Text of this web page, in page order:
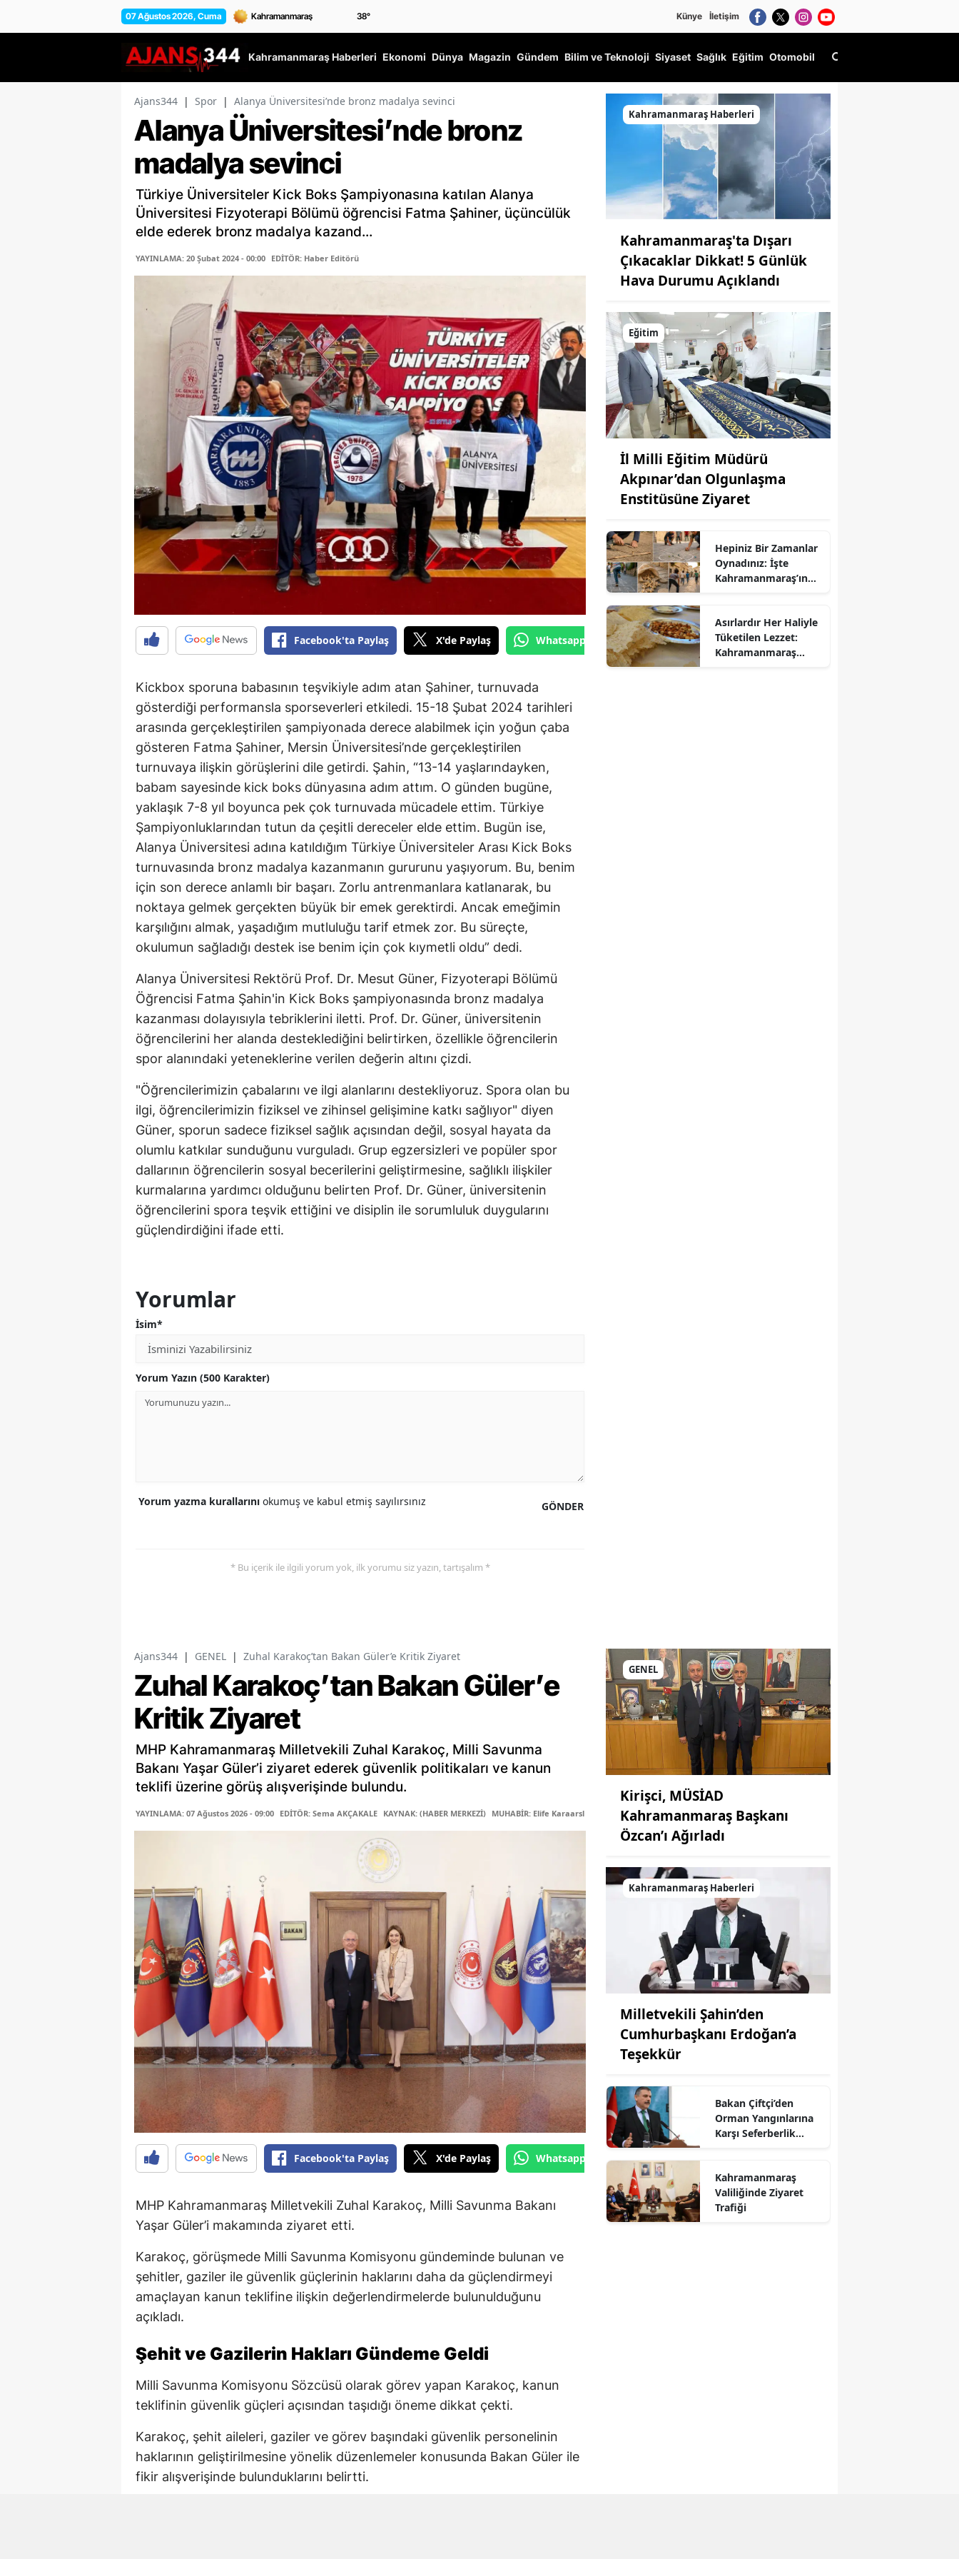
07 Ağustos 2026, Cuma 38° Künye İletişim
Kahramanmaraş Haberleri Ekonomi Dünya Magazin Gündem Bilim ve Teknoloji Siyaset Sağlık Eğitim Otomobil
Ajans344 | Spor | Alanya Üniversitesi’nde bronz madalya sevinci
Alanya Üniversitesi’nde bronz
madalya sevinci
Türkiye Üniversiteler Kick Boks Şampiyonasına katılan Alanya
Üniversitesi Fizyoterapi Bölümü öğrencisi Fatma Şahiner, üçüncülük
elde ederek bronz madalya kazand...
YAYINLAMA: 20 Şubat 2024 - 00:00 EDİTÖR: Haber Editörü
Facebook'ta Paylaş X'de Paylaş Whatsapp'tan Gönder
Kickbox sporuna babasının teşvikiyle adım atan Şahiner, turnuvada
gösterdiği performansla sporseverleri etkiledi. 15-18 Şubat 2024 tarihleri
arasında gerçekleştirilen şampiyonada derece alabilmek için yoğun çaba
gösteren Fatma Şahiner, Mersin Üniversitesi’nde gerçekleştirilen
turnuvaya ilişkin görüşlerini dile getirdi. Şahin, “13-14 yaşlarındayken,
babam sayesinde kick boks dünyasına adım attım. O günden bugüne,
yaklaşık 7-8 yıl boyunca pek çok turnuvada mücadele ettim. Türkiye
Şampiyonluklarından tutun da çeşitli dereceler elde ettim. Bugün ise,
Alanya Üniversitesi adına katıldığım Türkiye Üniversiteler Arası Kick Boks
turnuvasında bronz madalya kazanmanın gururunu yaşıyorum. Bu, benim
için son derece anlamlı bir başarı. Zorlu antrenmanlara katlanarak, bu
noktaya gelmek gerçekten büyük bir emek gerektirdi. Ancak emeğimin
karşılığını almak, yaşadığım mutluluğu tarif etmek zor. Bu süreçte,
okulumun sağladığı destek ise benim için çok kıymetli oldu” dedi.
Alanya Üniversitesi Rektörü Prof. Dr. Mesut Güner, Fizyoterapi Bölümü
Öğrencisi Fatma Şahin'in Kick Boks şampiyonasında bronz madalya
kazanması dolayısıyla tebriklerini iletti. Prof. Dr. Güner, üniversitenin
öğrencilerini her alanda desteklediğini belirtirken, özellikle öğrencilerin
spor alanındaki yeteneklerine verilen değerin altını çizdi.
"Öğrencilerimizin çabalarını ve ilgi alanlarını destekliyoruz. Spora olan bu
ilgi, öğrencilerimizin fiziksel ve zihinsel gelişimine katkı sağlıyor" diyen
Güner, sporun sadece fiziksel sağlık açısından değil, sosyal hayata da
olumlu katkılar sunduğunu vurguladı. Grup egzersizleri ve popüler spor
dallarının öğrencilerin sosyal becerilerini geliştirmesine, sağlıklı ilişkiler
kurmalarına yardımcı olduğunu belirten Prof. Dr. Güner, üniversitenin
öğrencilerini spora teşvik ettiğini ve disiplin ile sorumluluk duygularını
güçlendirdiğini ifade etti.
Yorumlar
İsim*
Yorum Yazın (500 Karakter)
GÖNDER
Yorum yazma kurallarını okumuş ve kabul etmiş sayılırsınız
* Bu içerik ile ilgili yorum yok, ilk yorumu siz yazın, tartışalım *
Kahramanmaraş Haberleri
Kahramanmaraş'ta Dışarı
Çıkacaklar Dikkat! 5 Günlük
Hava Durumu Açıklandı
Eğitim
İl Milli Eğitim Müdürü
Akpınar’dan Olgunlaşma
Enstitüsüne Ziyaret
Hepiniz Bir Zamanlar
Oynadınız: İşte
Kahramanmaraş’ın
Asırlardır Her Haliyle
Tüketilen Lezzet:
Kahramanmaraş
Ajans344 | GENEL | Zuhal Karakoç’tan Bakan Güler’e Kritik Ziyaret
Zuhal Karakoç’tan Bakan Güler’e
Kritik Ziyaret
MHP Kahramanmaraş Milletvekili Zuhal Karakoç, Milli Savunma
Bakanı Yaşar Güler’i ziyaret ederek güvenlik politikaları ve kanun
teklifi üzerine görüş alışverişinde bulundu.
YAYINLAMA: 07 Ağustos 2026 - 09:00 EDİTÖR: Sema AKÇAKALE KAYNAK: (HABER MERKEZİ) MUHABİR: Elife Karaarslan
Facebook'ta Paylaş X'de Paylaş Whatsapp'tan Gönder
MHP Kahramanmaraş Milletvekili Zuhal Karakoç, Milli Savunma Bakanı
Yaşar Güler’i makamında ziyaret etti.
Karakoç, görüşmede Milli Savunma Komisyonu gündeminde bulunan ve
şehitler, gaziler ile güvenlik güçlerinin haklarını daha da güçlendirmeyi
amaçlayan kanun teklifine ilişkin değerlendirmelerde bulunulduğunu
açıkladı.
Şehit ve Gazilerin Hakları Gündeme Geldi
Milli Savunma Komisyonu Sözcüsü olarak görev yapan Karakoç, kanun
teklifinin güvenlik güçleri açısından taşıdığı öneme dikkat çekti.
Karakoç, şehit aileleri, gaziler ve görev başındaki güvenlik personelinin
haklarının geliştirilmesine yönelik düzenlemeler konusunda Bakan Güler ile
fikir alışverişinde bulunduklarını belirtti.
GENEL
Kirişci, MÜSİAD
Kahramanmaraş Başkanı
Özcan’ı Ağırladı
Kahramanmaraş Haberleri
Milletvekili Şahin’den
Cumhurbaşkanı Erdoğan’a
Teşekkür
Bakan Çiftçi’den
Orman Yangınlarına
Karşı Seferberlik
Kahramanmaraş
Valiliğinde Ziyaret
Trafiği